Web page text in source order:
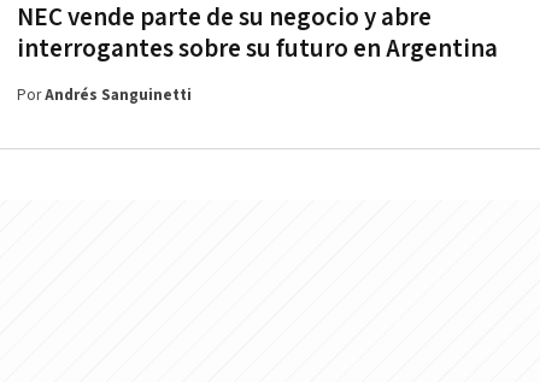
NEC vende parte de su negocio y abre
interrogantes sobre su futuro en Argentina
PorAndrés Sanguinetti